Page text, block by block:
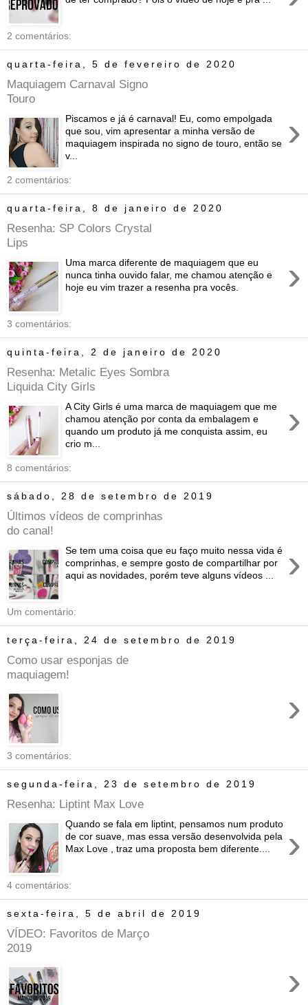
2 comentários:
quarta-feira, 5 de fevereiro de 2020
Maquiagem Carnaval Signo
Touro
›
Piscamos e já é carnaval! Eu, como empolgada
que sou, vim apresentar a minha versão de
maquiagem inspirada no signo de touro, então se
v...
2 comentários:
quarta-feira, 8 de janeiro de 2020
Resenha: SP Colors Crystal
Lips
›
Uma marca diferente de maquiagem que eu
nunca tinha ouvido falar, me chamou atenção e
hoje eu vim trazer a resenha pra vocês.
3 comentários:
quinta-feira, 2 de janeiro de 2020
Resenha: Metalic Eyes Sombra
Liquida City Girls
›
A City Girls é uma marca de maquiagem que me
chamou atenção por conta da embalagem e
quando um produto já me conquista assim, eu
crio m...
8 comentários:
sábado, 28 de setembro de 2019
Últimos vídeos de comprinhas
do canal!
›
Se tem uma coisa que eu faço muito nessa vida é
comprinhas, e sempre gosto de compartilhar por
aqui as novidades, porém teve alguns vídeos ...
Um comentário:
terça-feira, 24 de setembro de 2019
Como usar esponjas de
maquiagem!
›
3 comentários:
segunda-feira, 23 de setembro de 2019
Resenha: Liptint Max Love
›
Quando se fala em liptint, pensamos num produto
de cor suave, mas essa versão desenvolvida pela
Max Love , traz uma proposta bem diferente....
4 comentários:
sexta-feira, 5 de abril de 2019
VÍDEO: Favoritos de Março
2019
›